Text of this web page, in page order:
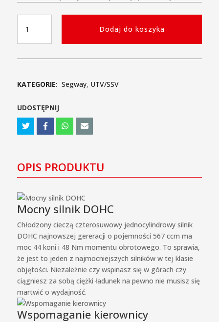
Segway
Fugleman
Dodaj do koszyka
KATEGORIE: Segway, UTV/SSV
UDOSTĘPNIJ
OPIS PRODUKTU
Mocny silnik DOHC
Chłodzony cieczą czterosuwowy jednocylindrowy silnik
DOHC najnowszej gereracji o pojemności 567 ccm ma
moc 44 koni i 48 Nm momentu obrotowego. To sprawia,
że jest to jeden z najmocniejszych silników w tej klasie
objętości. Niezależnie czy wspinasz się w górach czy
ciągniesz za sobą ciężki ładunek na pewno nie musisz się
martwić o wydajność.
Wspomaganie kierownicy